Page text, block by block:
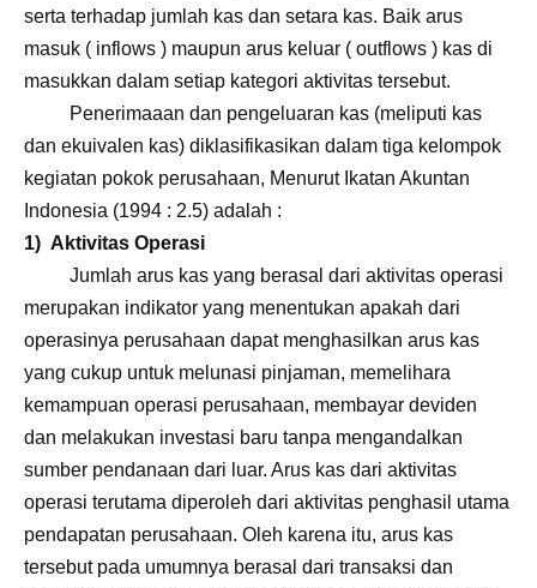
serta terhadap jumlah kas dan setara kas. Baik arus
masuk ( inflows ) maupun arus keluar ( outflows ) kas di
masukkan dalam setiap kategori aktivitas tersebut.
Penerimaaan dan pengeluaran kas (meliputi kas
dan ekuivalen kas) diklasifikasikan dalam tiga kelompok
kegiatan pokok perusahaan, Menurut Ikatan Akuntan
Indonesia (1994 : 2.5) adalah :
1) Aktivitas Operasi
Jumlah arus kas yang berasal dari aktivitas operasi
merupakan indikator yang menentukan apakah dari
operasinya perusahaan dapat menghasilkan arus kas
yang cukup untuk melunasi pinjaman, memelihara
kemampuan operasi perusahaan, membayar deviden
dan melakukan investasi baru tanpa mengandalkan
sumber pendanaan dari luar. Arus kas dari aktivitas
operasi terutama diperoleh dari aktivitas penghasil utama
pendapatan perusahaan. Oleh karena itu, arus kas
tersebut pada umumnya berasal dari transaksi dan